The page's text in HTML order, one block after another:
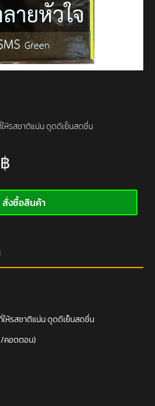
ให้รสชาติแน่น ดูดดีเย็นสดชื่น
฿
สั่งซื้อสินค้า
ให้รสชาติแน่น ดูดดีเย็นสดชื่น
/คอตตอน)